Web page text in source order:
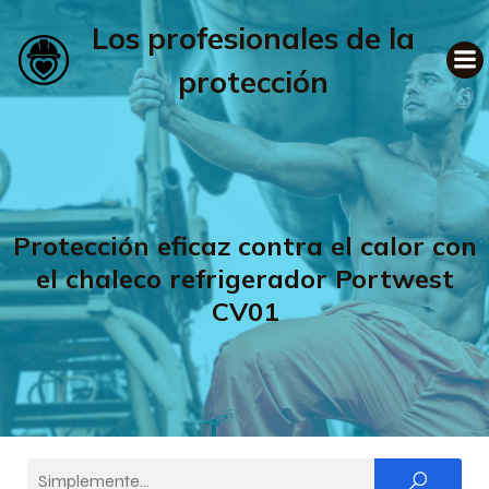
Los profesionales de la
protección
Protección eficaz contra el calor con
el chaleco refrigerador Portwest
CV01